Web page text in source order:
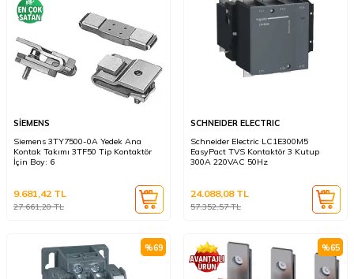
SİEMENS
Siemens 3TY7500-0A Yedek Ana
Kontak Takımı 3TF50 Tip Kontaktör
İçin Boy: 6
27.661,20TL
9.681,42 TL
SCHNEIDER ELECTRIC
Schneider Electric LC1E300M5
EasyPact TVS Kontaktör 3 Kutup
300A 220VAC 50Hz
57.352,57TL
24.088,08TL
%69 %65